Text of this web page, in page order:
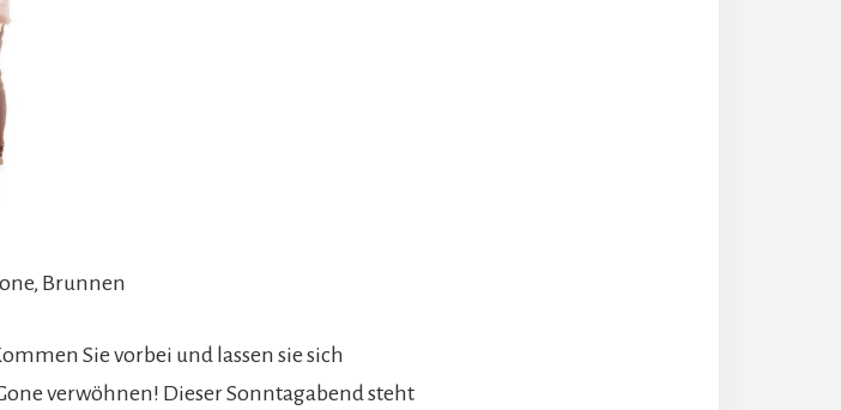
Brunnen
Sie vorbei und lassen sie sich
verwöhnen! Dieser Sonntagabend steht